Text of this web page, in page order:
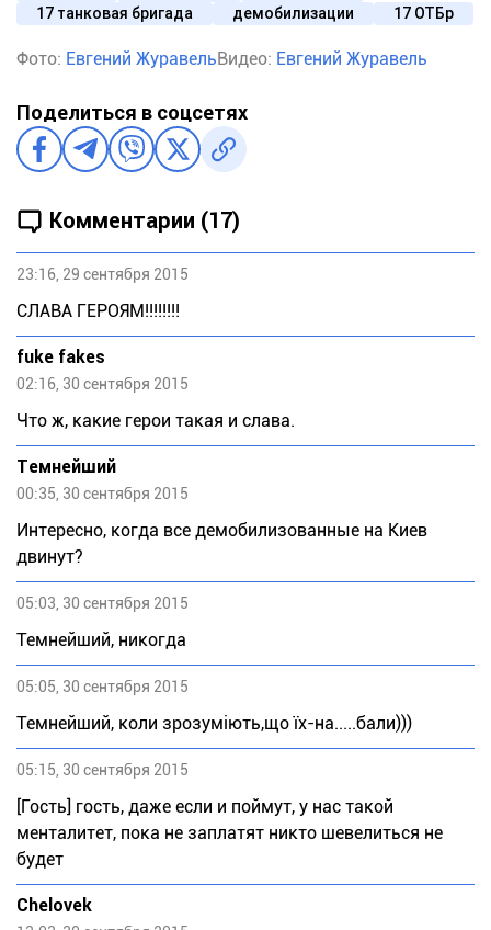
17 танковая бригада
демобилизации 17 ОТБр
Фото: Евгений ЖуравельВидео: Евгений Журавель
Поделиться в соцсетях
Комментарии (17)
23:16, 29 сентября 2015
СЛАВА ГЕРОЯМ!!!!!!!!
fuke fakes
02:16, 30 сентября 2015
Что ж, какие герои такая и слава.
Темнейший
00:35, 30 сентября 2015
Интересно, когда все демобилизованные на Киев
двинут?
05:03, 30 сентября 2015
Темнейший, никогда
05:05, 30 сентября 2015
Темнейший, коли зрозуміють,що їх-на.....бали)))
05:15, 30 сентября 2015
[Гость] гость, даже если и поймут, у нас такой
менталитет, пока не заплатят никто шевелиться не
будет
Chelovek